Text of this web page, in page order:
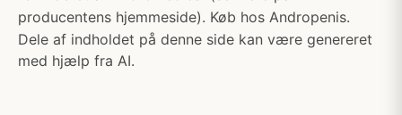
producentens hjemmeside). Køb hos Andropenis.
Dele af indholdet på denne side kan være genereret
med hjælp fra AI.